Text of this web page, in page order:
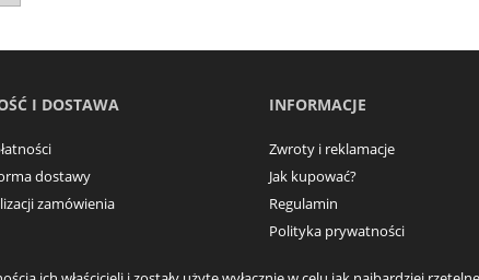
I DOSTAWA
dostawy
zamówienia
INFORMACJE
Zwroty i reklamacje
Jak kupować?
Regulamin
Polityka prywatności